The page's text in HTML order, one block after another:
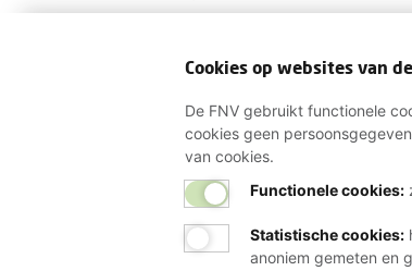
Cookies op websites van
De FNV gebruikt functionele
cookies geen
van cookies.
Functionele cookies:
Statistische cookies:
anoniem gemeten en